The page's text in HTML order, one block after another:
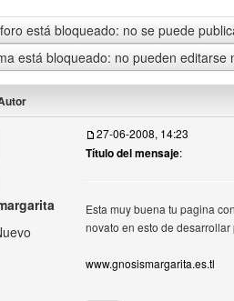
está bloqueado: no se puede
está bloqueado: no pueden editarse
Ver perfil del usuario
27-06-2008, 14:23
Título del mensaje:
Esta muy buena tu pagina
novato en esto de
www.gnosismargarita.es.tl